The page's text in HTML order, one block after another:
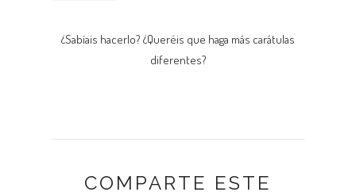
¿Sabíais hacerlo? ¿Queréis que haga más carátulas
diferentes?
COMPARTE ESTE